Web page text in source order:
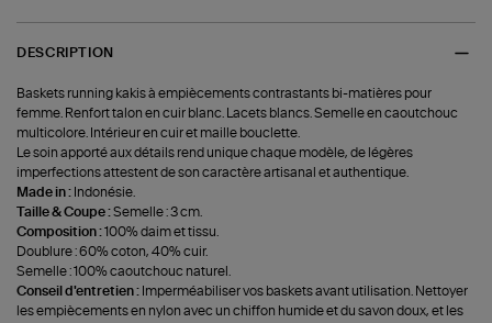
DESCRIPTION
Baskets running kakis à empiècements contrastants bi-matières pour
femme. Renfort talon en cuir blanc. Lacets blancs. Semelle en caoutchouc
multicolore. Intérieur en cuir et maille bouclette.
Le soin apporté aux détails rend unique chaque modèle, de légères
imperfections attestent de son caractère artisanal et authentique.
Made in : Indonésie.
Taille & Coupe :Semelle : 3 cm.
Composition :100% daim et tissu.
Doublure : 60% coton, 40% cuir.
Semelle : 100% caoutchouc naturel.
Conseil d'entretien : Imperméabiliser vos baskets avant utilisation. Nettoyer
les empiècements en nylon avec un chiffon humide et du savon doux, et les